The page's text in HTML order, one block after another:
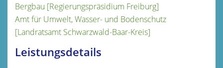
Bergbau [Regierungspräsidium Freiburg]
Amt für Umwelt, Wasser- und Bodenschutz
[Landratsamt Schwarzwald-Baar-Kreis]
Leistungsdetails